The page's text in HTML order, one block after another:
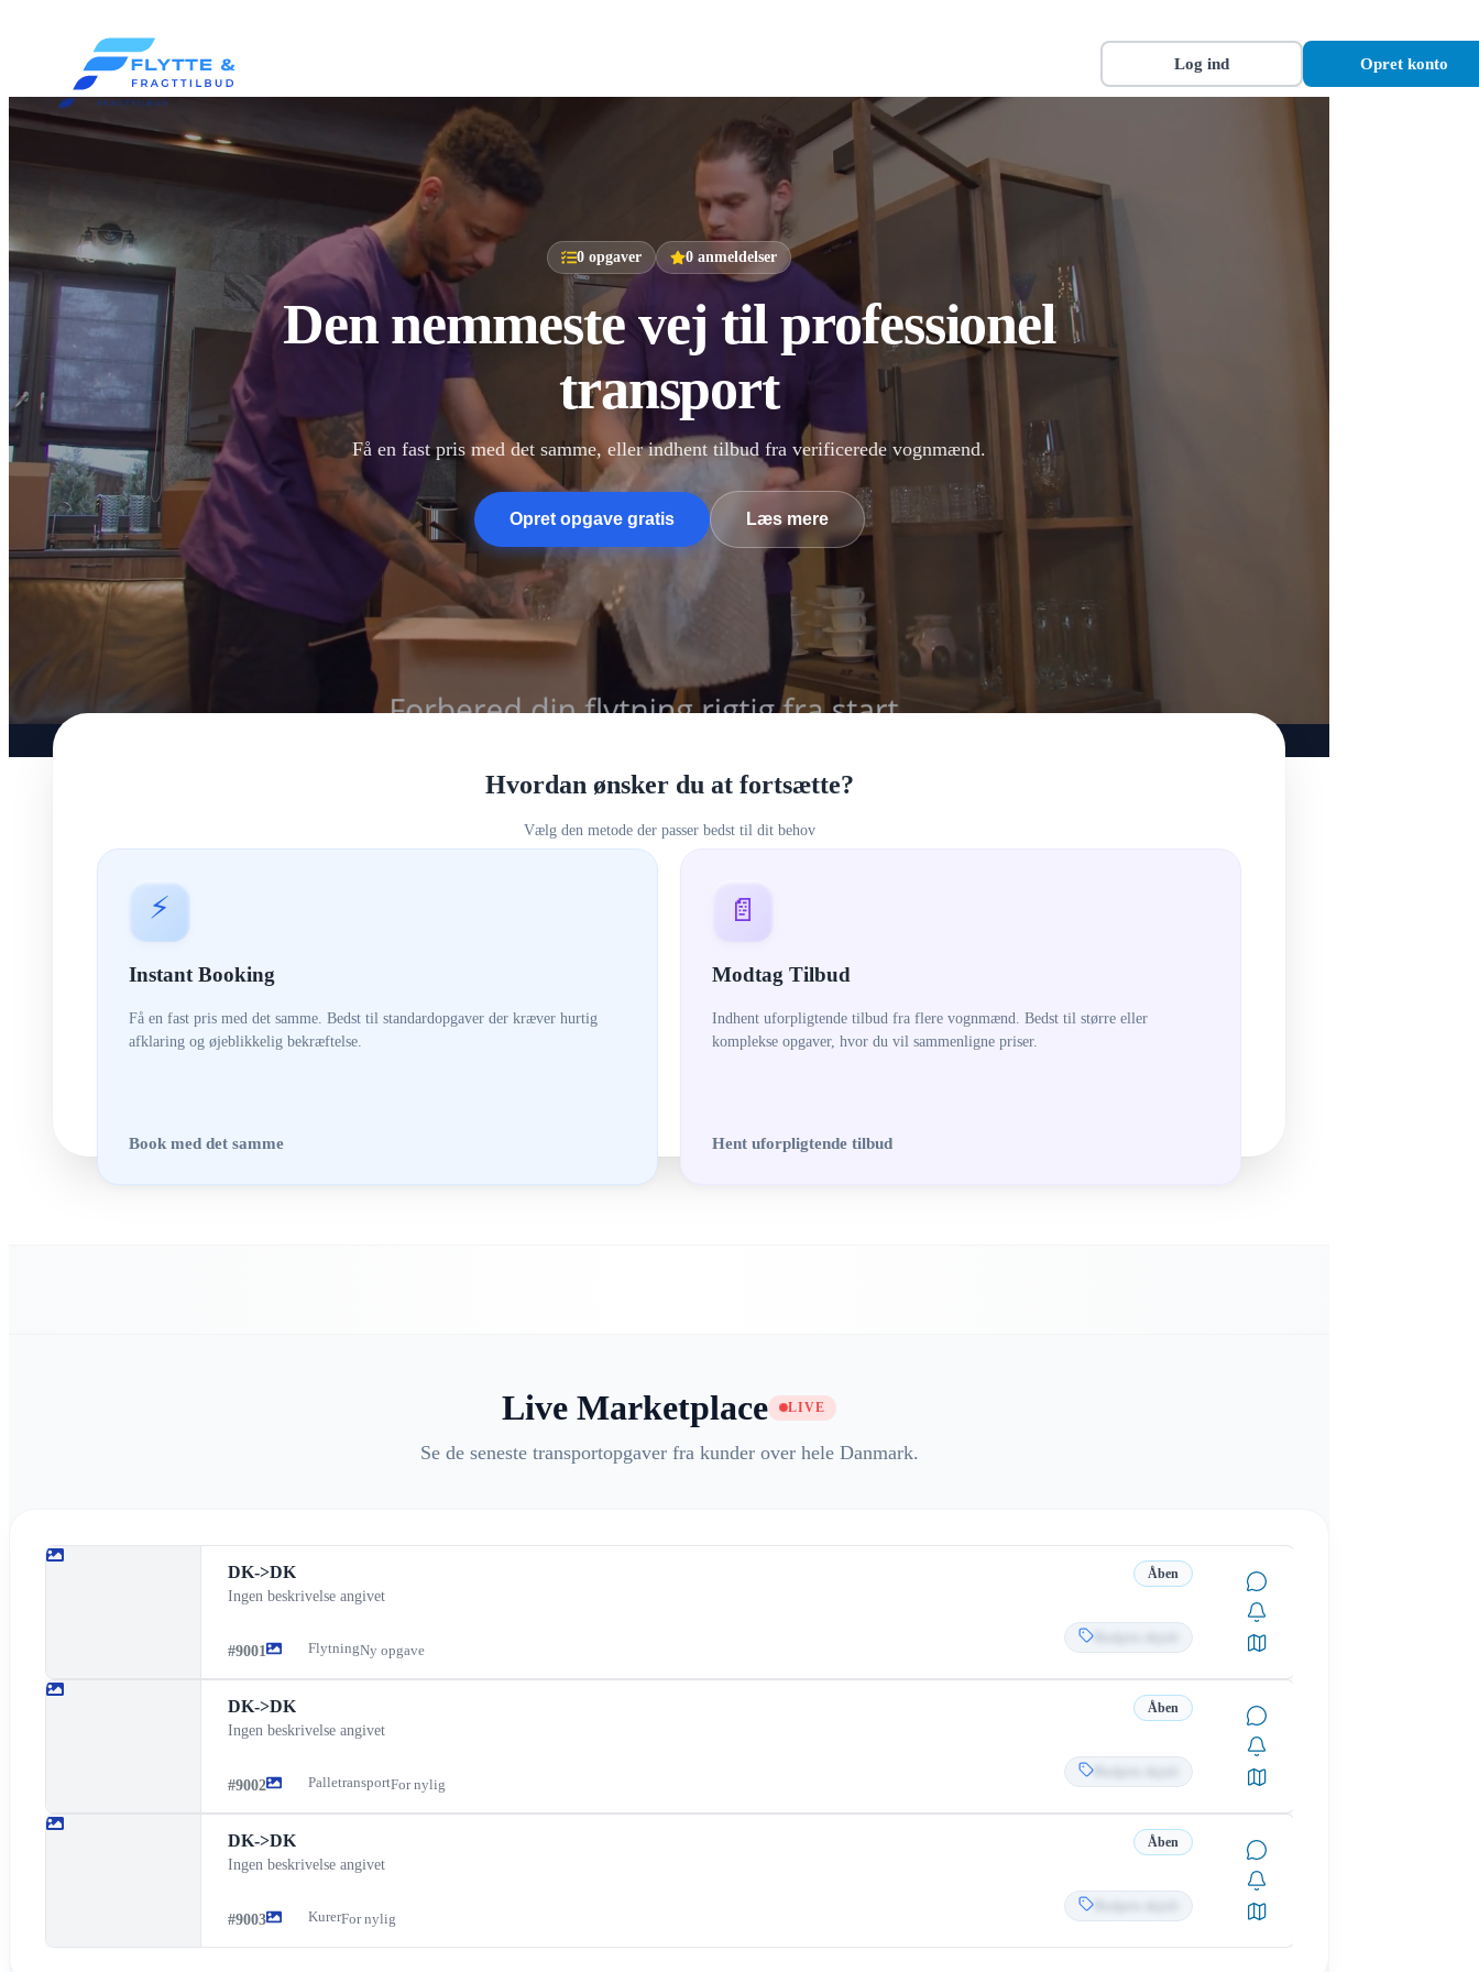
Log ind Opret konto
0 opgaver 0 anmeldelser
Den nemmeste vej til professionel
transport
Få en fast pris med det samme, eller indhent tilbud fra verificerede vognmænd.
Opret opgave gratis Læs mere
Hvordan ønsker du at fortsætte?
Vælg den metode der passer bedst til dit behov
⚡
Instant Booking
Få en fast pris med det samme. Bedst til standardopgaver der kræver hurtig
afklaring og øjeblikkelig bekræftelse.
Book med det samme
📄
Modtag Tilbud
Indhent uforpligtende tilbud fra flere vognmænd. Bedst til større eller
komplekse opgaver, hvor du vil sammenligne priser.
Hent uforpligtende tilbud
Live Marketplace LIVE
Se de seneste transportopgaver fra kunder over hele Danmark.
DK->DK Åben
Ingen beskrivelse angivet
#9001 FlytningNy opgave
DK->DK Åben
Ingen beskrivelse angivet
#9002 PalletransportFor nylig
DK->DK Åben
Ingen beskrivelse angivet
#9003 KurerFor nylig